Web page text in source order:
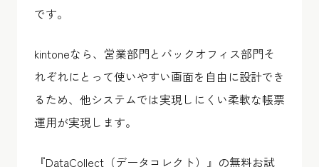
です。
kintoneなら、営業部門とバックオフィス部門そ
れぞれにとって使いやすい画面を自由に設計でき
るため、他システムでは実現しにくい柔軟な帳票
運用が実現します。
『DataCollect（データコレクト）』の無料お試